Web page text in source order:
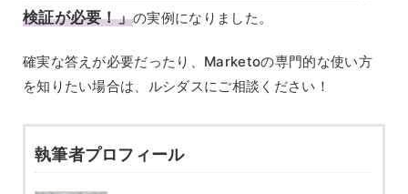
検証が必要！」の実例になりました。
確実な答えが必要だったり、Marketoの専門的な使い方
を知りたい場合は、ルシダスにご相談ください！
執筆者プロフィール